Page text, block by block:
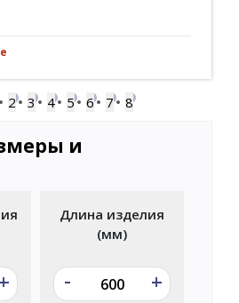
2 3 4 5 6 7 8
и
+
Длина изделия
(мм)
- +